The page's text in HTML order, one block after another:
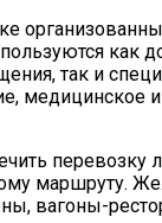
как
так и
медицинское
перевозку
маршруту.
вагоны-